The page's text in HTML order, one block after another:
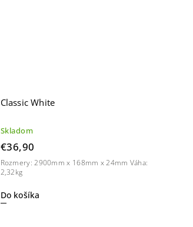
Classic White
Skladom
€36,90
Do košíka
Rozmery: 2900mm x 168mm x 24mm Váha:
2,32kg